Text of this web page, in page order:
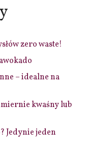
zero waste!
– idealne na
kwaśny lub
Jedynie jeden